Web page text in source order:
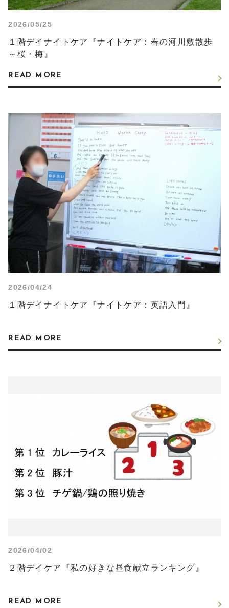
2026/05/25
１階デイナイトケア『ナイトケア：春の河川敷散歩
～桜・梅』
READ MORE
2026/04/24
１階デイナイトケア『ナイトケア：英語入門』
READ MORE
2026/04/02
２階デイケア『私の好きな昼食献立ランキング』
READ MORE